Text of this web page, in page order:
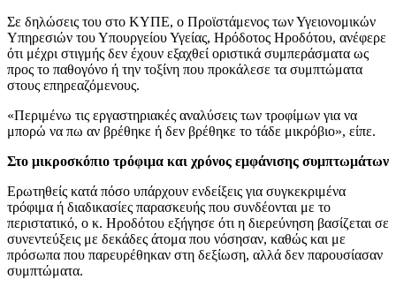
Σε δηλώσεις του στο ΚΥΠΕ, ο Προϊστάμενος των Υγειονομικών
Υπηρεσιών του Υπουργείου Υγείας, Ηρόδοτος Ηροδότου, ανέφερε
ότι μέχρι στιγμής δεν έχουν εξαχθεί οριστικά συμπεράσματα ως
προς το παθογόνο ή την τοξίνη που προκάλεσε τα συμπτώματα
στους επηρεαζόμενους.
«Περιμένω τις εργαστηριακές αναλύσεις των τροφίμων για να
μπορώ να πω αν βρέθηκε ή δεν βρέθηκε το τάδε μικρόβιο», είπε.
Στο μικροσκόπιο τρόφιμα και χρόνος εμφάνισης συμπτωμάτων
Ερωτηθείς κατά πόσο υπάρχουν ενδείξεις για συγκεκριμένα
τρόφιμα ή διαδικασίες παρασκευής που συνδέονται με το
περιστατικό, ο κ. Ηροδότου εξήγησε ότι η διερεύνηση βασίζεται σε
συνεντεύξεις με δεκάδες άτομα που νόσησαν, καθώς και με
πρόσωπα που παρευρέθηκαν στη δεξίωση, αλλά δεν παρουσίασαν
συμπτώματα.